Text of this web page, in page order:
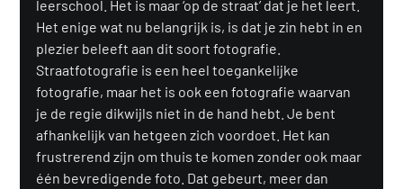
leerschool. Het is maar ‘op de straat’ dat je het leert.
Het enige wat nu belangrijk is, is dat je zin hebt in en
plezier beleeft aan dit soort fotografie.
Straatfotografie is een heel toegankelijke
fotografie, maar het is ook een fotografie waarvan
je de regie dikwijls niet in de hand hebt. Je bent
afhankelijk van hetgeen zich voordoet. Het kan
frustrerend zijn om thuis te komen zonder ook maar
één bevredigende foto. Dat gebeurt, meer dan